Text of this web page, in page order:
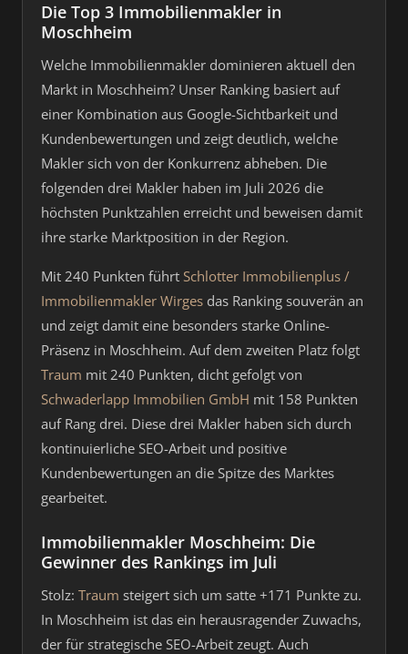
Die Top 3 Immobilienmakler in
Moschheim
Welche Immobilienmakler dominieren aktuell den
Markt in Moschheim? Unser Ranking basiert auf
einer Kombination aus Google-Sichtbarkeit und
Kundenbewertungen und zeigt deutlich, welche
Makler sich von der Konkurrenz abheben. Die
folgenden drei Makler haben im Juli 2026 die
höchsten Punktzahlen erreicht und beweisen damit
ihre starke Marktposition in der Region.
Mit 240 Punkten führt Schlotter Immobilienplus /
Immobilienmakler Wirges das Ranking souverän an
und zeigt damit eine besonders starke Online-
Präsenz in Moschheim. Auf dem zweiten Platz folgt
Traum mit 240 Punkten, dicht gefolgt von
Schwaderlapp Immobilien GmbH mit 158 Punkten
auf Rang drei. Diese drei Makler haben sich durch
kontinuierliche SEO-Arbeit und positive
Kundenbewertungen an die Spitze des Marktes
gearbeitet.
Immobilienmakler Moschheim: Die
Gewinner des Rankings im Juli
Stolz: Traum steigert sich um satte +171 Punkte zu.
In Moschheim ist das ein herausragender Zuwachs,
der für strategische SEO-Arbeit zeugt. Auch